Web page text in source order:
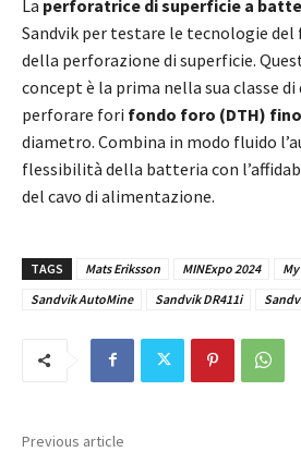
La perforatrice di superficie a
Sandvik per testare le tecnologie
della perforazione di superficie.
concept è la prima nella sua classe
perforare fori fondo foro (DTH)
diametro. Combina in modo fluido
flessibilità della batteria con
del cavo di alimentazione.
TAGS Mats Eriksson MINExpo 2024
Sandvik AutoMine
Sandvik DR411i
Previous article